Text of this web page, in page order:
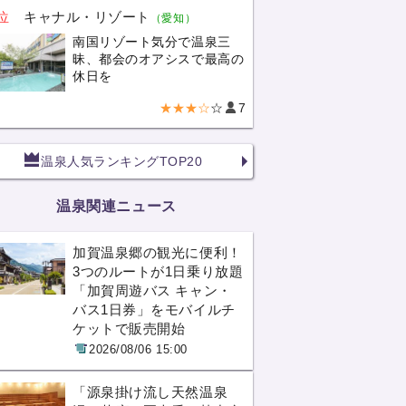
キャナル・リゾート （愛知）
南国リゾート気分で温泉三
昧、都会のオアシスで最高の
休日を
★★★☆☆ 7
温泉人気ランキングTOP20
温泉関連ニュース
加賀温泉郷の観光に便利！
3つのルートが1日乗り放題
「加賀周遊バス キャン・
バス1日券」をモバイルチ
ケットで販売開始
2026/08/06 15:00
「源泉掛け流し天然温泉